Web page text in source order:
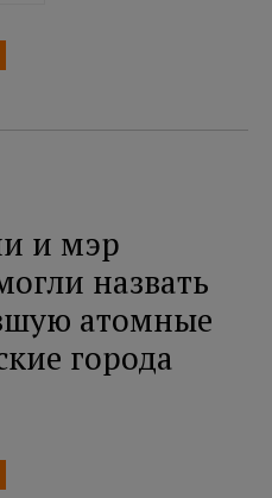
и мэр
назвать
атомные
города